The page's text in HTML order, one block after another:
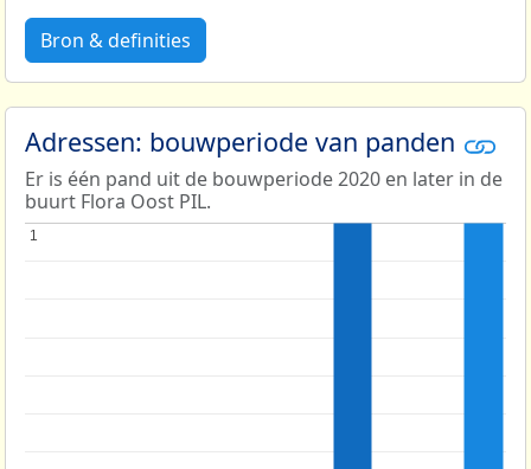
Bron & definities
Adressen: bouwperiode van panden
Er is één pand uit de bouwperiode 2020 en later in de
buurt Flora Oost PIL.
11